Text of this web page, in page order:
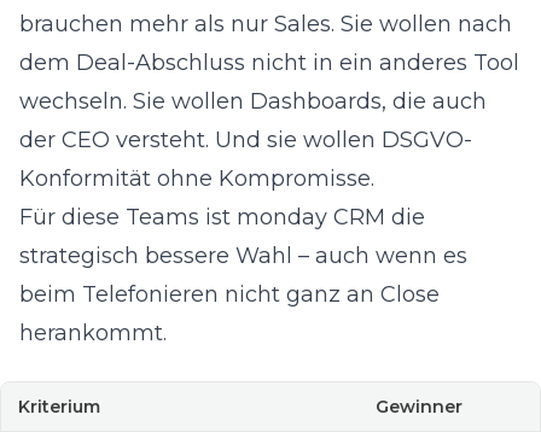
brauchen mehr als nur Sales. Sie wollen nach
dem Deal-Abschluss nicht in ein anderes Tool
wechseln. Sie wollen Dashboards, die auch
der CEO versteht. Und sie wollen DSGVO-
Konformität ohne Kompromisse.
Für diese Teams ist monday CRM die
strategisch bessere Wahl – auch wenn es
beim Telefonieren nicht ganz an Close
herankommt.
Kriterium Gewinner